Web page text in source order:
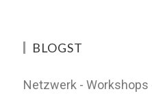
BLOGST
Netzwerk - Workshops